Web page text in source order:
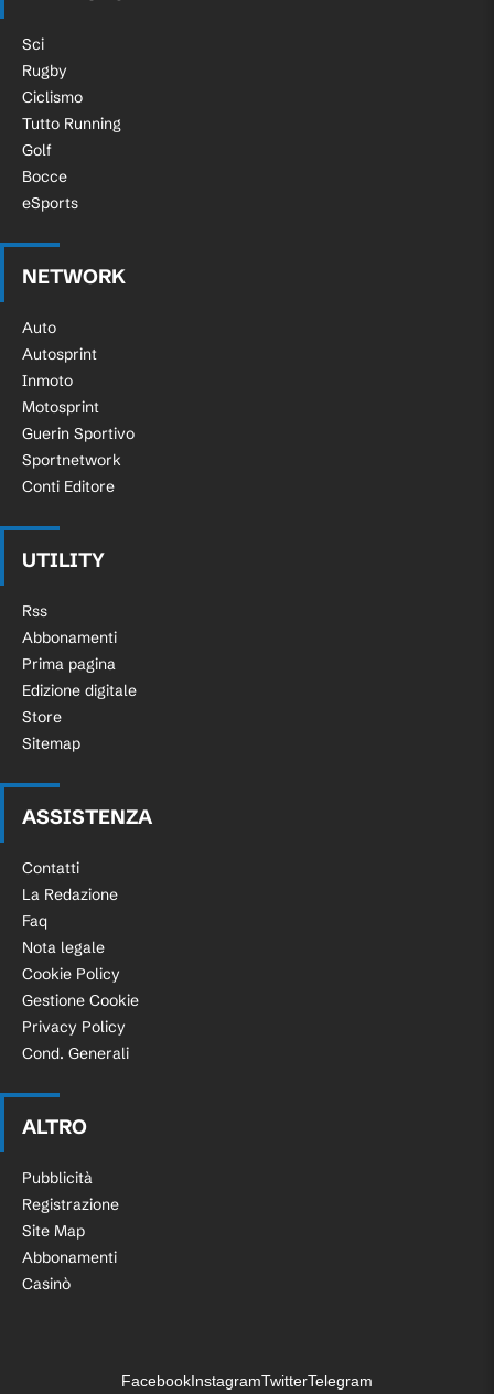
Sci
Rugby
Ciclismo
Tutto Running
Golf
Bocce
eSports
NETWORK
Auto
Autosprint
Inmoto
Motosprint
Guerin Sportivo
Sportnetwork
Conti Editore
UTILITY
Rss
Abbonamenti
Prima pagina
Edizione digitale
Store
Sitemap
ASSISTENZA
Contatti
La Redazione
Faq
Nota legale
Cookie Policy
Gestione Cookie
Privacy Policy
Cond. Generali
ALTRO
Pubblicità
Registrazione
Site Map
Abbonamenti
Casinò
FacebookInstagramTwitterTelegram